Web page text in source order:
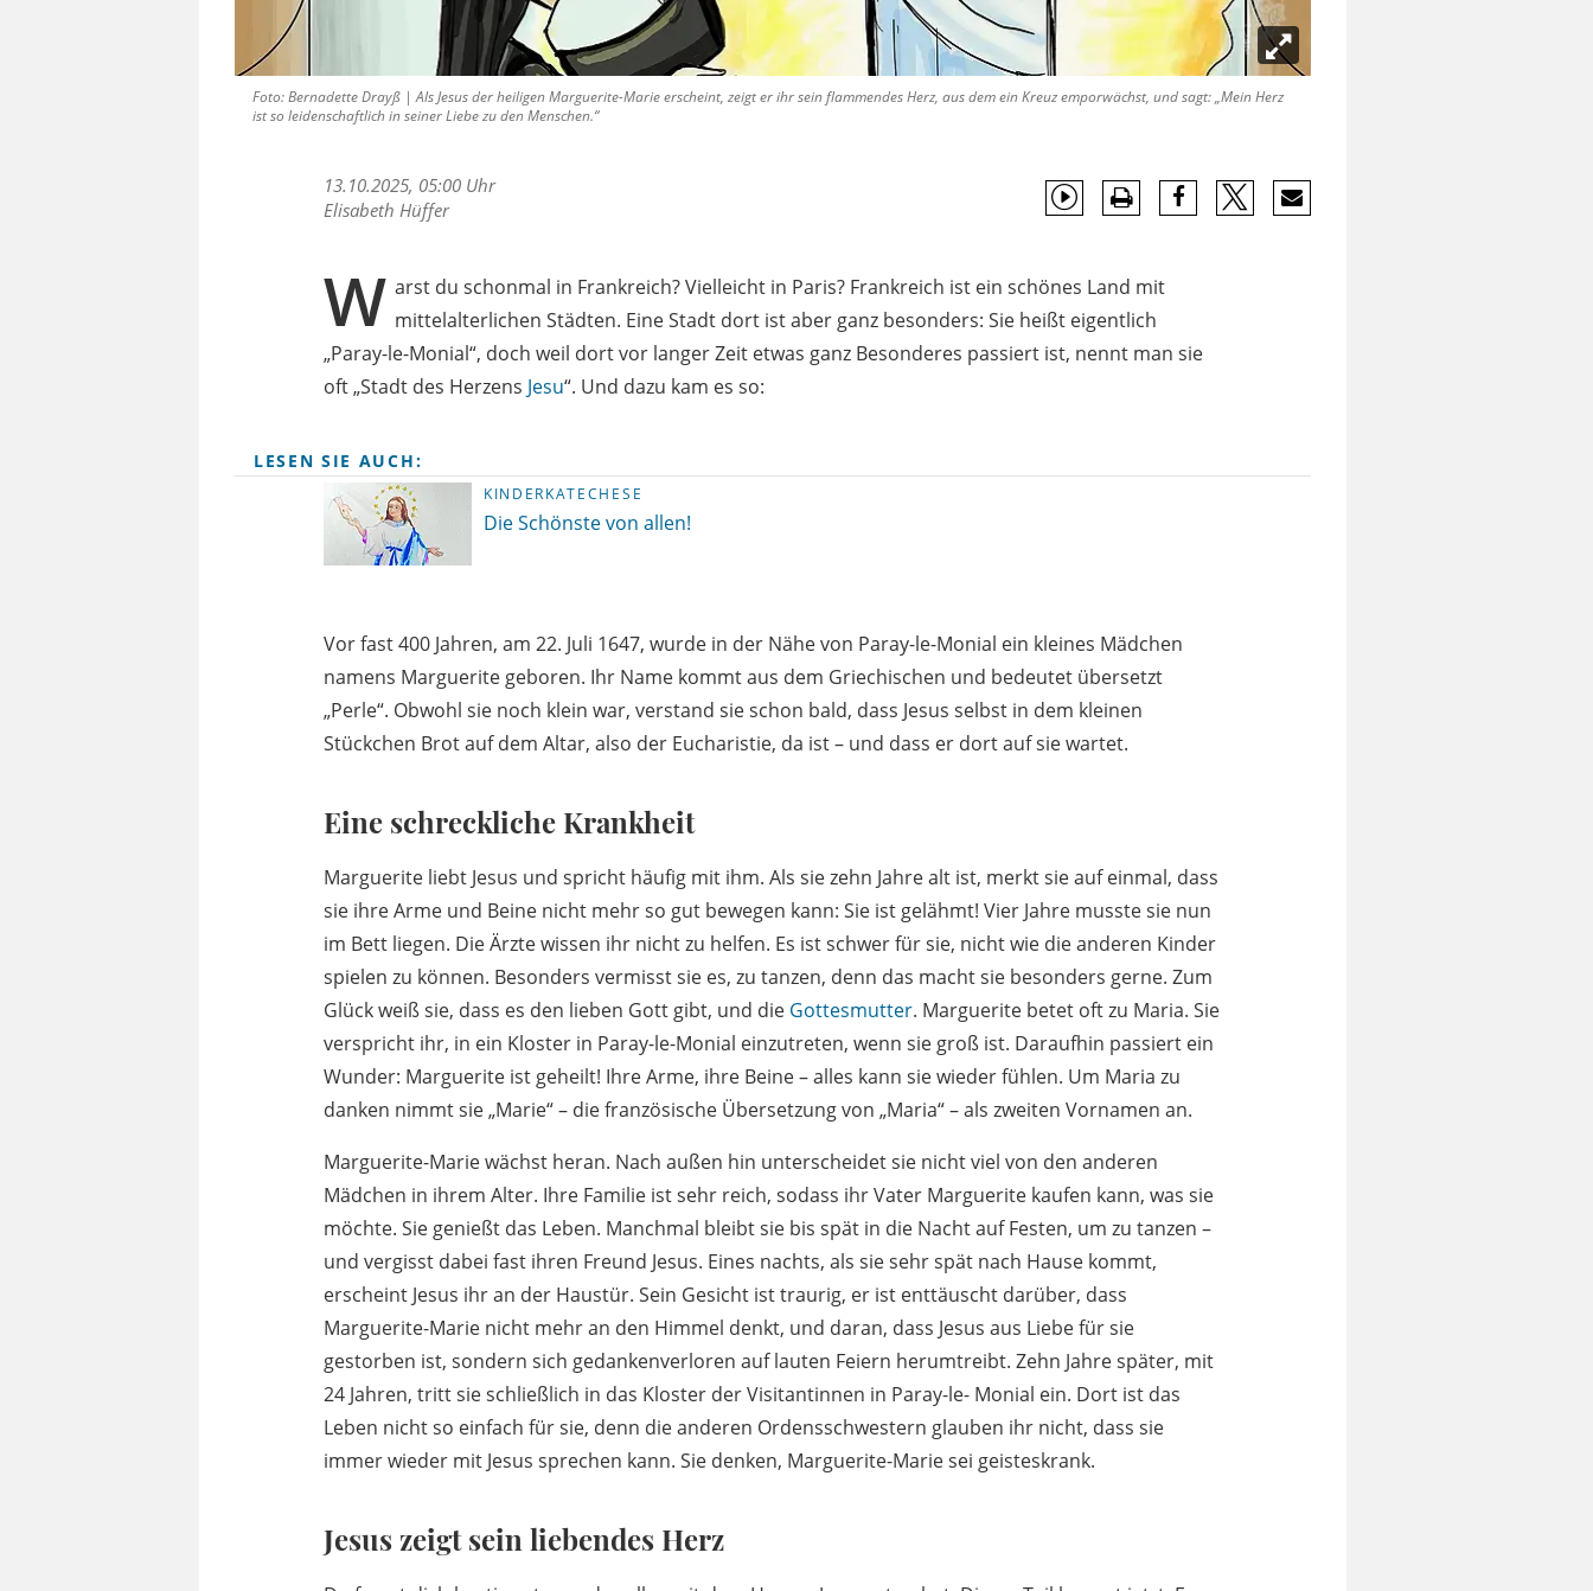
Foto: Bernadette Drayß | Als Jesus der heiligen Marguerite-Marie erscheint, zeigt er ihr sein flammendes Herz, aus dem ein Kreuz emporwächst, und sagt: „Mein Herz
ist so leidenschaftlich in seiner Liebe zu den Menschen.“
13.10.2025, 05:00 Uhr
Elisabeth Hüffer
W arst du schonmal in Frankreich? Vielleicht in Paris? Frankreich ist ein schönes Land mit
mittelalterlichen Städten. Eine Stadt dort ist aber ganz besonders: Sie heißt eigentlich
„Paray-le-Monial“, doch weil dort vor langer Zeit etwas ganz Besonderes passiert ist, nennt man sie
oft „Stadt des Herzens Jesu“. Und dazu kam es so:
LESEN SIE AUCH:
KINDERKATECHESE
Die Schönste von allen!
Vor fast 400 Jahren, am 22. Juli 1647, wurde in der Nähe von Paray-le-Monial ein kleines Mädchen
namens Marguerite geboren. Ihr Name kommt aus dem Griechischen und bedeutet übersetzt
„Perle“. Obwohl sie noch klein war, verstand sie schon bald, dass Jesus selbst in dem kleinen
Stückchen Brot auf dem Altar, also der Eucharistie, da ist – und dass er dort auf sie wartet.
Eine schreckliche Krankheit
Marguerite liebt Jesus und spricht häufig mit ihm. Als sie zehn Jahre alt ist, merkt sie auf einmal, dass
sie ihre Arme und Beine nicht mehr so gut bewegen kann: Sie ist gelähmt! Vier Jahre musste sie nun
im Bett liegen. Die Ärzte wissen ihr nicht zu helfen. Es ist schwer für sie, nicht wie die anderen Kinder
spielen zu können. Besonders vermisst sie es, zu tanzen, denn das macht sie besonders gerne. Zum
Glück weiß sie, dass es den lieben Gott gibt, und die Gottesmutter. Marguerite betet oft zu Maria. Sie
verspricht ihr, in ein Kloster in Paray-le-Monial einzutreten, wenn sie groß ist. Daraufhin passiert ein
Wunder: Marguerite ist geheilt! Ihre Arme, ihre Beine – alles kann sie wieder fühlen. Um Maria zu
danken nimmt sie „Marie“ – die französische Übersetzung von „Maria“ – als zweiten Vornamen an.
Marguerite-Marie wächst heran. Nach außen hin unterscheidet sie nicht viel von den anderen
Mädchen in ihrem Alter. Ihre Familie ist sehr reich, sodass ihr Vater Marguerite kaufen kann, was sie
möchte. Sie genießt das Leben. Manchmal bleibt sie bis spät in die Nacht auf Festen, um zu tanzen –
und vergisst dabei fast ihren Freund Jesus. Eines nachts, als sie sehr spät nach Hause kommt,
erscheint Jesus ihr an der Haustür. Sein Gesicht ist traurig, er ist enttäuscht darüber, dass
Marguerite-Marie nicht mehr an den Himmel denkt, und daran, dass Jesus aus Liebe für sie
gestorben ist, sondern sich gedankenverloren auf lauten Feiern herumtreibt. Zehn Jahre später, mit
24 Jahren, tritt sie schließlich in das Kloster der Visitantinnen in Paray-le- Monial ein. Dort ist das
Leben nicht so einfach für sie, denn die anderen Ordensschwestern glauben ihr nicht, dass sie
immer wieder mit Jesus sprechen kann. Sie denken, Marguerite-Marie sei geisteskrank.
Jesus zeigt sein liebendes Herz